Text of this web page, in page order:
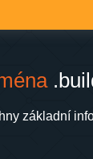
základní